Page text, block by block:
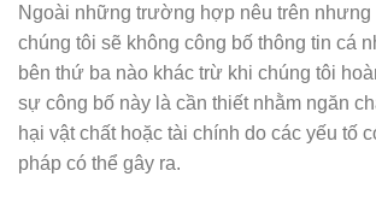
Ngoài những trường hợp nêu trên nhưng
chúng tôi sẽ không công bố thông tin cá
bên thứ ba nào khác trừ khi chúng tôi
sự công bố này là cần thiết nhằm ngăn
hại vật chất hoặc tài chính do các yếu tố
pháp có thể gây ra.